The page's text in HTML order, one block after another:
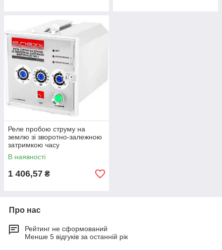
Реле пробою струму на
землю зі зворотно-залежною
затримкою часу
e.relay.kcr.153, E.NEXT
(i0640009)
В наявності
1 406,57 ₴
Про нас
Рейтинг не сформований
Менше 5 відгуків за останній рік